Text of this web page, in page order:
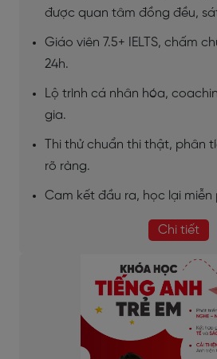
được quan tâm đồng đều,
Giáo viên 7.5+ IELTS, chấm
24h.
Lộ trình cá nhân hóa,
gia.
Thi thử chuẩn thi thật, phân
rõ ràng.
Cam kết đầu ra, học lại miễn
Chi tiết